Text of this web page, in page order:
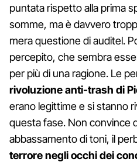
puntata rispetto alla prima
somme, ma è davvero
mera questione di auditel.
percepito, che sembra
per più di una ragione. Le
rivoluzione anti-trash di
erano legittime e si stanno
questa fase. Non convince
abbassamento di toni, il
terrore negli occhi dei